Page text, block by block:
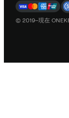
© 2019–現在